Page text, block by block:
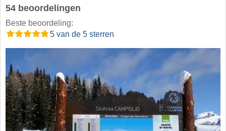
54 beoordelingen
Beste beoordeling:
5 van de 5 sterren